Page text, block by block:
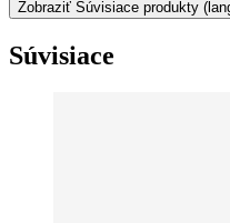
Zobraziť Súvisiace produkty
Súvisiace